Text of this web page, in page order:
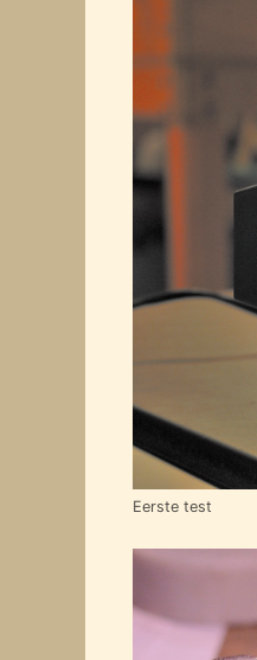
Eerste test